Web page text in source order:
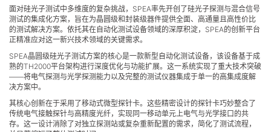
面对硅光子测试中多维度的复杂挑战，SPEA率先开创了硅光子探测与混合信号
测试的集成化方案，旨在为晶圆级和封装级器件提供全面、高通量且高性价比
的测试解决方案。依托其在自动化测试设备领域的深厚积淀，SPEA的创新平台
正精准应对这一新兴技术领域的关键需求。
SPEA晶圆级硅光子测试方案的核心是一款新型自动化测试设备，该设备基于成
熟的TH2000平台架构进行深度优化与功能扩展。这一系统实现了重大技术突破
——将电气探测与光学探测能力以及完整的测试仪器集成于单一的高集成度解
决方案中。
其核心创新在于采用了移动式微型探针卡。这些精密设计的探针卡巧妙整合了
传统电气接触探针与高精度光纤，实现同一移动单元上电气与光学接口的共
存。这一设计消除了对独立探测站或复杂重新配置的需求，简化了测试流程，